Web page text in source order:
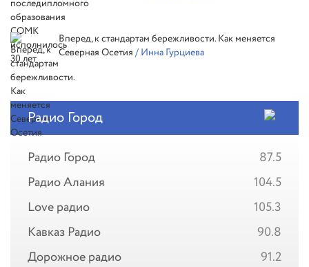
Вперед, к стандартам бережливости. Как меняется
Северная Осетия / Инна Гурциева
Радио Город
Радио Город
87.5
Радио Алания
104.5
Love радио
105.3
Кавказ Радио
90.8
Дорожное радио
91.2